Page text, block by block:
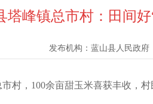
塔峰镇总市村：田间
发布机构： 蓝山县人民政府
村，100余亩甜玉米喜获丰收，